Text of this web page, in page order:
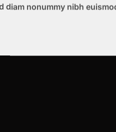
nonummy nibh